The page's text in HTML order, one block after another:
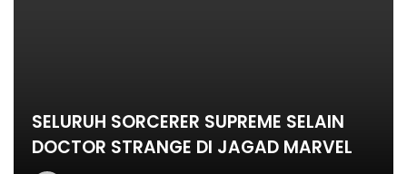
SELURUH SORCERER SUPREME SELAIN
DOCTOR STRANGE DI JAGAD MARVEL